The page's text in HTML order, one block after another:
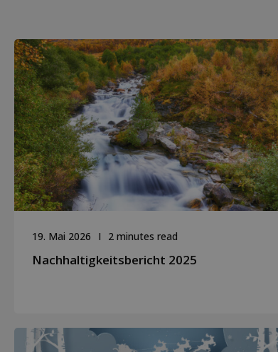
19. Mai 2026 2 minutes read
Nachhaltigkeitsbericht 2025